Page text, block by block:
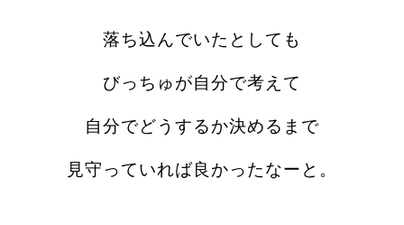
落ち込んでいたとしても
びっちゅが自分で考えて
自分でどうするか決めるまで
見守っていれば良かったなーと。